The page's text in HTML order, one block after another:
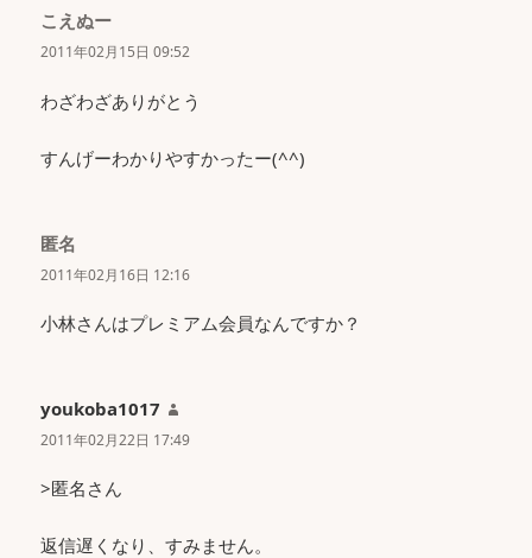
こえぬー
り:
2011年02月15日 09:52
わざわざありがとう
すんげーわかりやすかったー(^^)
匿名
り:
2011年02月16日 12:16
小林さんはプレミアム会員なんですか？
youkoba1017
り:
2011年02月22日 17:49
>匿名さん
返信遅くなり、すみません。